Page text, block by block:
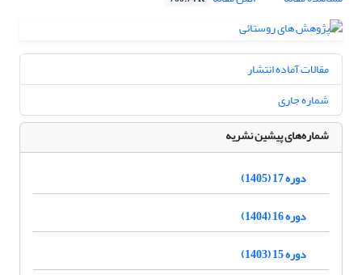
مقالات آماده انتشار
شماره جاری
شماره‌های پیشین نشریه
دوره 17 (1405)
دوره 16 (1404)
دوره 15 (1403)